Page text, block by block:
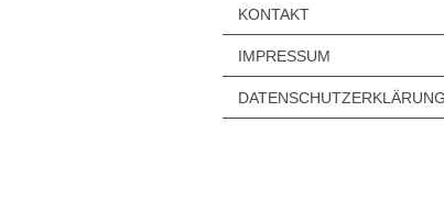
KONTAKT
IMPRESSUM
DATENSCHUTZERKLÄRUNG